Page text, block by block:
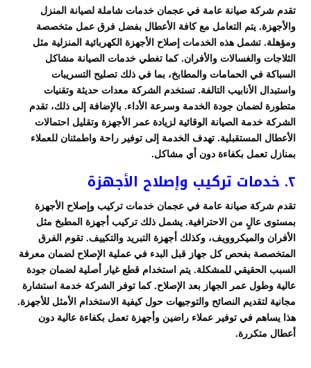
تقدم شركة صيانة عامة في عجمان خدمات شاملة لصيانة المنزل
والأجهزة. يتم التعامل مع كافة الأعطال بفضل فرق عمل متخصصة
ومؤهلة. تشمل هذه الخدمات إصلاح الأجهزة الكهربائية المنزلية مثل
الثلاجات والغسالات والأفران. كما تغطي خدمات الصيانة مشاكل
السباكة في الحمامات والمطابخ، بما في ذلك تصليح التسريبات
واستبدال الأنابيب التالفة. تستخدم الشركة معدات حديثة وتقنيات
متطورة لضمان جودة الخدمة وسرعة الأداء. بالإضافة إلى ذلك، تقدم
الشركة خدمة الصيانة الوقائية لزيادة عمر الأجهزة وتقليل احتمالات
الأعطال المستقبلية. تهدف الخدمة إلى توفير راحة واطمئنان للعملاء
بمنازل تعمل بكفاءة دون أي مشاكل.
٢. خدمات تركيب وإصلاح الأجهزة
تقدم شركة صيانة عامة في عجمان خدمات تركيب وإصلاح الأجهزة
بمستوى عالٍ من الاحترافية. يشمل ذلك تركيب أجهزة المطبخ مثل
الأفران والميكروويف، وكذلك أجهزة التبريد والتكييف. تقوم الفرق
المتخصصة بفحص كل جهاز قبل البدء في عملية الإصلاح لضمان معرفة
السبب الحقيقي للمشكلة. يتم استخدام قطع غيار أصلية لضمان جودة
عالية وطول عمر الجهاز بعد الإصلاح. كما توفر الشركة خدمة استشارة
مجانية لتقديم النصائح والتوجيهات حول كيفية الاستخدام الأمثل للأجهزة.
هذا يساهم في توفير عملاء راضين وأجهزة تعمل بكفاءة عالية دون
أعطال متكررة.